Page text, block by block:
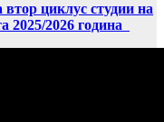
циклус студии на
2025/2026 година